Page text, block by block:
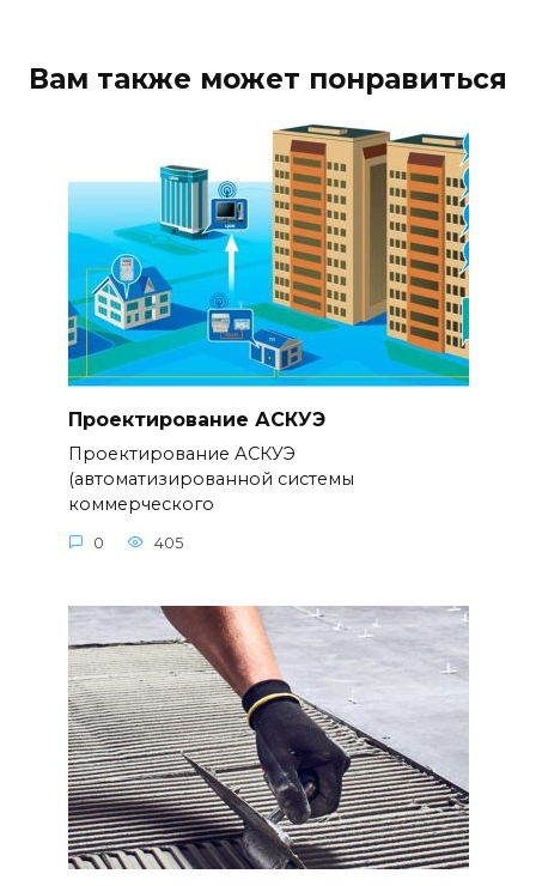
Вам также может понравиться
Проектирование АСКУЭ
Проектирование АСКУЭ
(автоматизированной системы
коммерческого
0 405